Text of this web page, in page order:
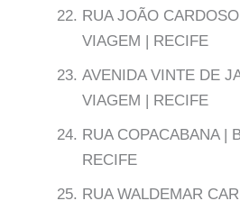
RUA JOÃO
VIAGEM | RECIFE
AVENIDA VINTE DE
VIAGEM | RECIFE
RUA COPACABANA |
RECIFE
RUA WALDEMAR